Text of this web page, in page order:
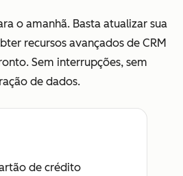
o amanhã. Basta atualizar sua
recursos avançados de CRM
Sem interrupções, sem
de dados.
de crédito